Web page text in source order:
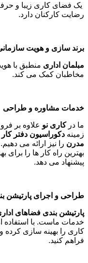
یک فضای کاری زیبا و
رضایت کارکنان دارد.
برند سازی و هویت
مبلمان اداری منطبق با
مخاطبان کمک می کند.
خدمات مشاوره و طراحی
ما درکاری نو علاوه بر
زمینه دکوراسیون دفتر کار
مدرن را نیز ارائه می
بهترین راه کار ها را
پیشنهاد می دهد.
طراحی و اجرای پارتیشن
پارتیشن بندی فضاهای
خدمات ماست. با استفاده
کاری را بهینه سازی
فراهم کنید.